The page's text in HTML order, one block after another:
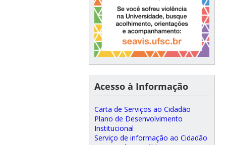
Acesso à Informação
Carta de Serviços ao Cidadão
Plano de Desenvolvimento
Institucional
Serviço de informação ao Cidadão